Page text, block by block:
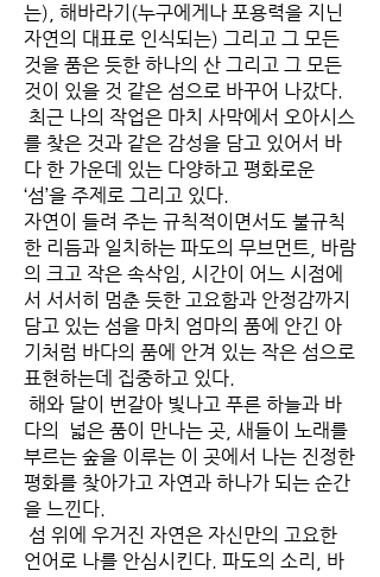
는), 해바라기(누구에게나 포용력을 지닌
자연의 대표로 인식되는) 그리고 그 모든
것을 품은 듯한 하나의 산 그리고 그 모든
것이 있을 것 같은 섬으로 바꾸어 나갔다.
최근 나의 작업은 마치 사막에서 오아시스
를 찾은 것과 같은 감성을 담고 있어서 바
다 한 가운데 있는 다양하고 평화로운
‘섬’을 주제로 그리고 있다.
자연이 들려 주는 규칙적이면서도 불규칙
한 리듬과 일치하는 파도의 무브먼트, 바람
의 크고 작은 속삭임, 시간이 어느 시점에
서 서서히 멈춘 듯한 고요함과 안정감까지
담고 있는 섬을 마치 엄마의 품에 안긴 아
기처럼 바다의 품에 안겨 있는 작은 섬으로
표현하는데 집중하고 있다.
해와 달이 번갈아 빛나고 푸른 하늘과 바
다의 넓은 품이 만나는 곳, 새들이 노래를
부르는 숲을 이루는 이 곳에서 나는 진정한
평화를 찾아가고 자연과 하나가 되는 순간
을 느낀다.
섬 위에 우거진 자연은 자신만의 고요한
언어로 나를 안심시킨다. 파도의 소리, 바